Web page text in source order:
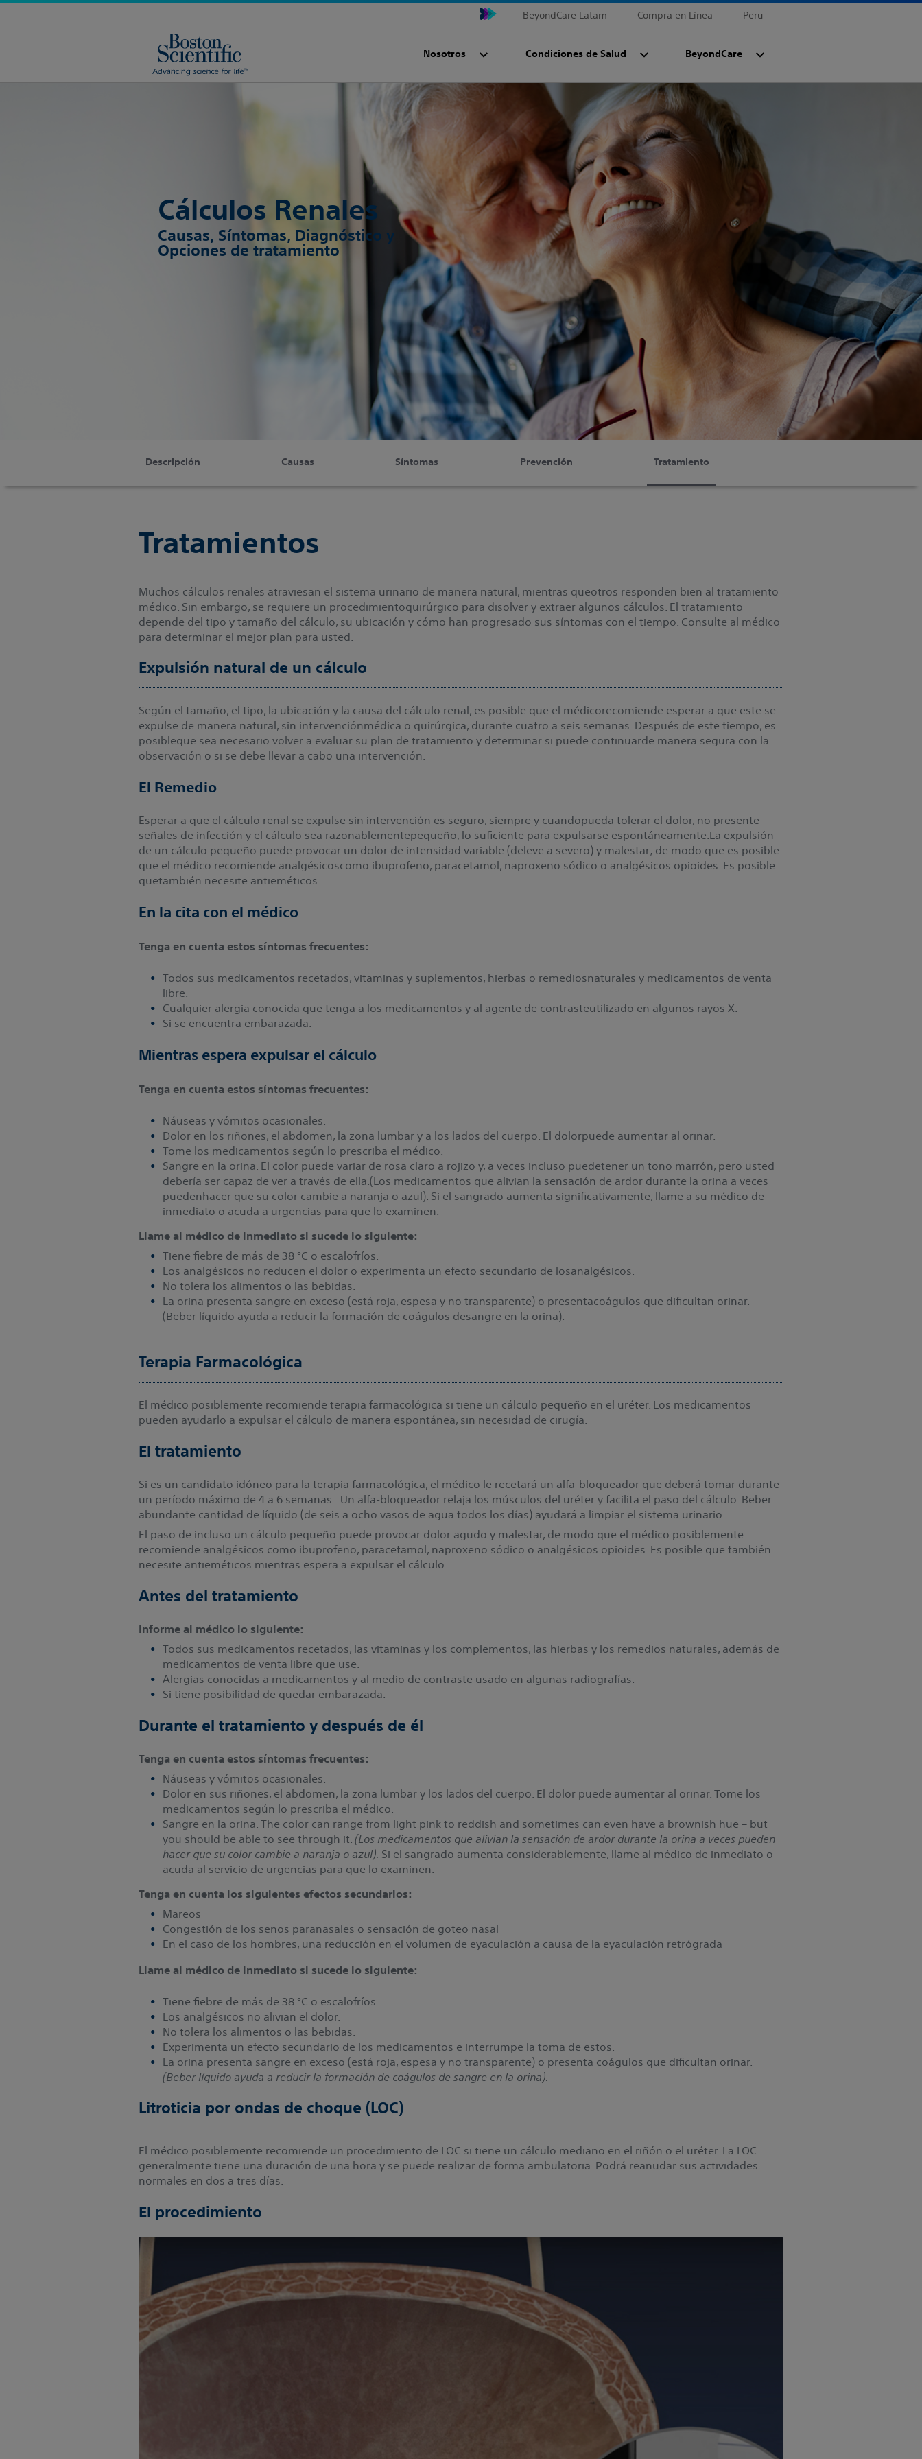
BeyondCare Latam Compra en Línea Peru
Nosotros Condiciones de Salud BeyondCare
Cálculos Renales
Causas, Síntomas, Diagnóstico y
Opciones de tratamiento
Descripción Causas Síntomas Prevención Tratamiento
Tratamientos
Muchos cálculos renales atraviesan el sistema urinario de manera natural, mientras queotros responden bien al tratamiento
médico. Sin embargo, se requiere un procedimientoquirúrgico para disolver y extraer algunos cálculos. El tratamiento
depende del tipo y tamaño del cálculo, su ubicación y cómo han progresado sus síntomas con el tiempo. Consulte al médico
para determinar el mejor plan para usted.
Expulsión natural de un cálculo
Según el tamaño, el tipo, la ubicación y la causa del cálculo renal, es posible que el médicorecomiende esperar a que este se
expulse de manera natural, sin intervenciónmédica o quirúrgica, durante cuatro a seis semanas. Después de este tiempo, es
posibleque sea necesario volver a evaluar su plan de tratamiento y determinar si puede continuarde manera segura con la
observación o si se debe llevar a cabo una intervención.
El Remedio
Esperar a que el cálculo renal se expulse sin intervención es seguro, siempre y cuandopueda tolerar el dolor, no presente
señales de infección y el cálculo sea razonablementepequeño, lo suficiente para expulsarse espontáneamente.La expulsión
de un cálculo pequeño puede provocar un dolor de intensidad variable (deleve a severo) y malestar; de modo que es posible
que el médico recomiende analgésicoscomo ibuprofeno, paracetamol, naproxeno sódico o analgésicos opioides. Es posible
quetambién necesite antieméticos.
En la cita con el médico
Tenga en cuenta estos síntomas frecuentes:
Todos sus medicamentos recetados, vitaminas y suplementos, hierbas o remediosnaturales y medicamentos de venta
libre.
Cualquier alergia conocida que tenga a los medicamentos y al agente de contrasteutilizado en algunos rayos X.
Si se encuentra embarazada.
Mientras espera expulsar el cálculo
Tenga en cuenta estos síntomas frecuentes:
Náuseas y vómitos ocasionales.
Dolor en los riñones, el abdomen, la zona lumbar y a los lados del cuerpo. El dolorpuede aumentar al orinar.
Tome los medicamentos según lo prescriba el médico.
Sangre en la orina. El color puede variar de rosa claro a rojizo y, a veces incluso puedetener un tono marrón, pero usted
debería ser capaz de ver a través de ella.(Los medicamentos que alivian la sensación de ardor durante la orina a veces
puedenhacer que su color cambie a naranja o azul). Si el sangrado aumenta significativamente, llame a su médico de
inmediato o acuda a urgencias para que lo examinen.
Llame al médico de inmediato si sucede lo siguiente:
Tiene fiebre de más de 38 °C o escalofríos.
Los analgésicos no reducen el dolor o experimenta un efecto secundario de losanalgésicos.
No tolera los alimentos o las bebidas.
La orina presenta sangre en exceso (está roja, espesa y no transparente) o presentacoágulos que dificultan orinar.
(Beber líquido ayuda a reducir la formación de coágulos desangre en la orina).
Terapia Farmacológica
El médico posiblemente recomiende terapia farmacológica si tiene un cálculo pequeño en el uréter. Los medicamentos
pueden ayudarlo a expulsar el cálculo de manera espontánea, sin necesidad de cirugía.
El tratamiento
Si es un candidato idóneo para la terapia farmacológica, el médico le recetará un alfa-bloqueador que deberá tomar durante
un período máximo de 4 a 6 semanas. Un alfa-bloqueador relaja los músculos del uréter y facilita el paso del cálculo. Beber
abundante cantidad de líquido (de seis a ocho vasos de agua todos los días) ayudará a limpiar el sistema urinario.
El paso de incluso un cálculo pequeño puede provocar dolor agudo y malestar, de modo que el médico posiblemente
recomiende analgésicos como ibuprofeno, paracetamol, naproxeno sódico o analgésicos opioides. Es posible que también
necesite antieméticos mientras espera a expulsar el cálculo.
Antes del tratamiento
Informe al médico lo siguiente:
Todos sus medicamentos recetados, las vitaminas y los complementos, las hierbas y los remedios naturales, además de
medicamentos de venta libre que use.
Alergias conocidas a medicamentos y al medio de contraste usado en algunas radiografías.
Si tiene posibilidad de quedar embarazada.
Durante el tratamiento y después de él
Tenga en cuenta estos síntomas frecuentes:
Náuseas y vómitos ocasionales.
Dolor en sus riñones, el abdomen, la zona lumbar y los lados del cuerpo. El dolor puede aumentar al orinar. Tome los
medicamentos según lo prescriba el médico.
Sangre en la orina. The color can range from light pink to reddish and sometimes can even have a brownish hue – but
you should be able to see through it. (Los medicamentos que alivian la sensación de ardor durante la orina a veces pueden
hacer que su color cambie a naranja o azul). Si el sangrado aumenta considerablemente, llame al médico de inmediato o
acuda al servicio de urgencias para que lo examinen.
Tenga en cuenta los siguientes efectos secundarios:
Mareos
Congestión de los senos paranasales o sensación de goteo nasal
En el caso de los hombres, una reducción en el volumen de eyaculación a causa de la eyaculación retrógrada
Llame al médico de inmediato si sucede lo siguiente:
Tiene fiebre de más de 38 °C o escalofríos.
Los analgésicos no alivian el dolor.
No tolera los alimentos o las bebidas.
Experimenta un efecto secundario de los medicamentos e interrumpe la toma de estos.
La orina presenta sangre en exceso (está roja, espesa y no transparente) o presenta coágulos que dificultan orinar.
(Beber líquido ayuda a reducir la formación de coágulos de sangre en la orina).
Litroticia por ondas de choque (LOC)
El médico posiblemente recomiende un procedimiento de LOC si tiene un cálculo mediano en el riñón o el uréter. La LOC
generalmente tiene una duración de una hora y se puede realizar de forma ambulatoria. Podrá reanudar sus actividades
normales en dos a tres días.
El procedimiento